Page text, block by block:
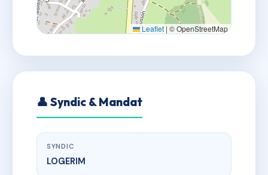
Leaflet | © OpenStreetMap
👤 Syndic & Mandat
SYNDIC
LOGERIM